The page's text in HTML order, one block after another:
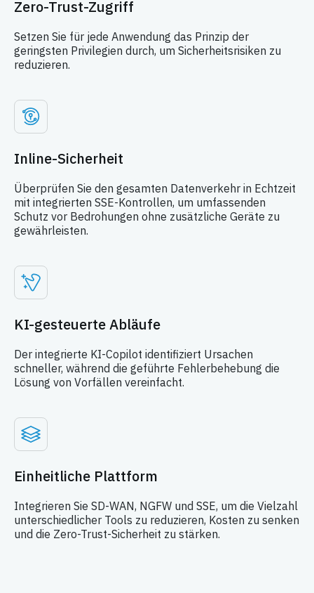
Zero-Trust-Zugriff
Setzen Sie für jede Anwendung das Prinzip der
geringsten Privilegien durch, um Sicherheitsrisiken zu
reduzieren.
Inline-Sicherheit
Überprüfen Sie den gesamten Datenverkehr in Echtzeit
mit integrierten SSE-Kontrollen, um umfassenden
Schutz vor Bedrohungen ohne zusätzliche Geräte zu
gewährleisten.
KI-gesteuerte Abläufe
Der integrierte KI-Copilot identifiziert Ursachen
schneller, während die geführte Fehlerbehebung die
Lösung von Vorfällen vereinfacht.
Einheitliche Plattform
Integrieren Sie SD-WAN, NGFW und SSE, um die Vielzahl
unterschiedlicher Tools zu reduzieren, Kosten zu senken
und die Zero-Trust-Sicherheit zu stärken.